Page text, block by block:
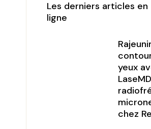
Les derniers articles en
ligne
yeux
chez